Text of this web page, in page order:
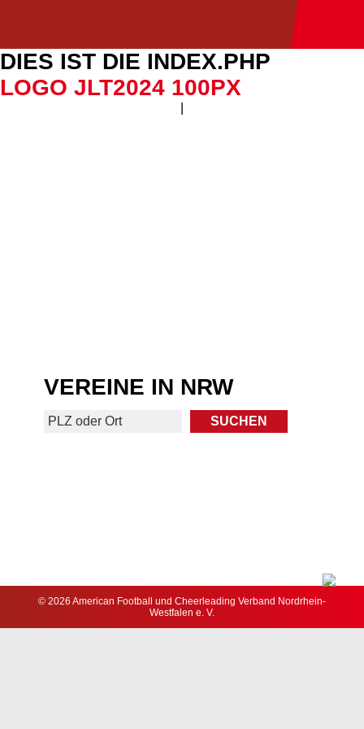
DIES IST DIE INDEX.PHP
LOGO JLT2024 100PX
VEREINE IN NRW
© 2026 American Football und Cheerleading Verband Nordrhein-
Westfalen e. V.